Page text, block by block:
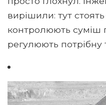
вирішили: тут
контролюють суміш
регулюють потрібну